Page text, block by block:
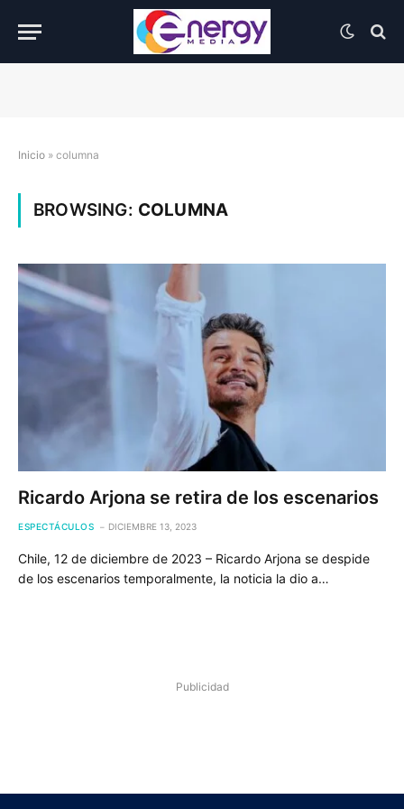
Inicio » columna
BROWSING: COLUMNA
Ricardo Arjona se retira de los escenarios
ESPECTÁCULOS DICIEMBRE 13, 2023
Chile, 12 de diciembre de 2023 – Ricardo Arjona se despide
de los escenarios temporalmente, la noticia la dio a…
Publicidad